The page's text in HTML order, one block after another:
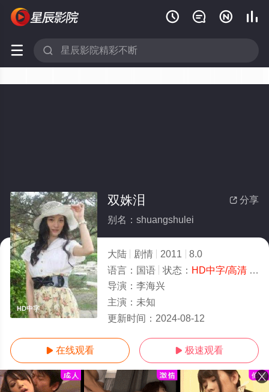
   
 
HD中字
 分享
双姝泪
别名：shuangshulei
大陆 剧情 2011
8.0
语言： 国语 状态： HD中字/高清- 免费在线观看
导演： 李海兴
主演： 未知
更新时间： 2024-08-12
 在线观看  极速观看